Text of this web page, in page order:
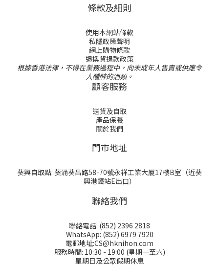
條款及細則
使用本網站條款
私隱政策聲明
網上購物條款
退換貨退款政策
根據香港法律，不得在業務過程中，向未成年人售賣或供應令
人醺醉的酒類。
顧客服務
送貨及自取
產品保養
關於我們
門巿地址
葵興自取點: 葵涌葵昌路58-70號永祥工業大厦17樓B室（近葵
興港鐵站E出口）
聯絡我們
聯絡電話: (852) 2396 2818
WhatsApp: (852) 6979 7920
電郵地址:CS@hknihon.com
服務時間: 10:30 - 19:00 (星期一至六)
星期日及公眾假期休息